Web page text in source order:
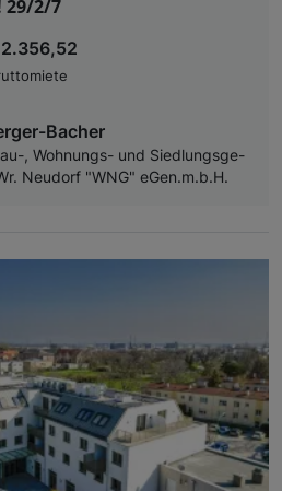
29/2/7
Bacher
, Woh­nungs- und Sied­lungs­ge­
Neu­dorf "WNG" eGen.m.b.H.